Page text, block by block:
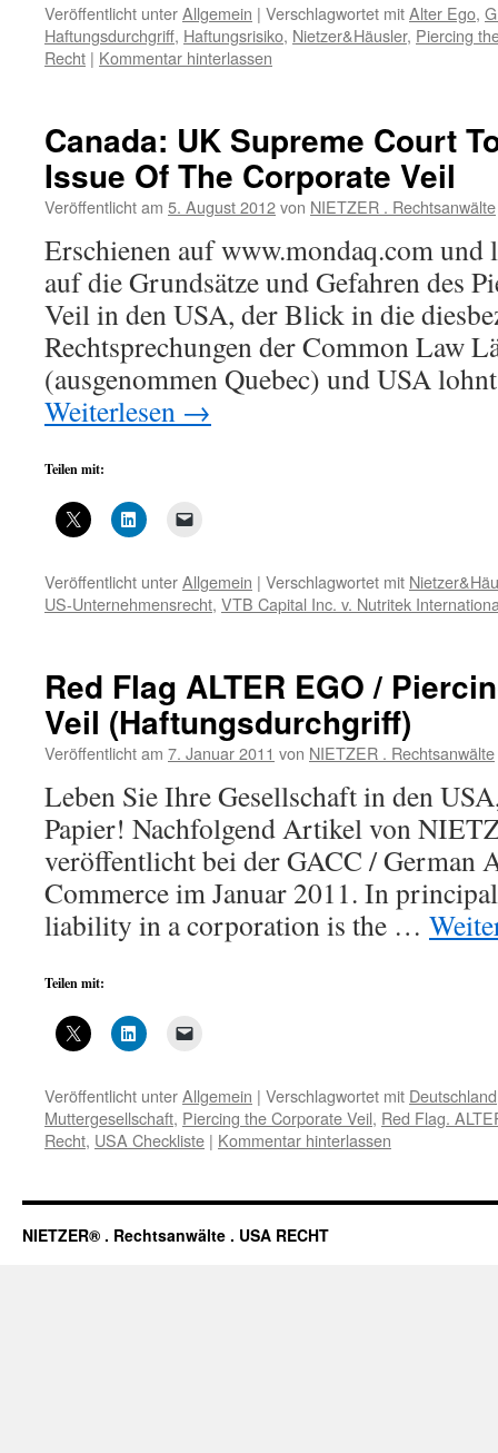
Veröffentlicht unterAllgemein | Verschlagwortet mitAlter Ego,
Haftungsdurchgriff, Haftungsrisiko, Nietzer&Häusler, Piercing
Recht | Kommentar hinterlassen
Canada: UK Supreme Court
Issue Of The Corporate Veil
Veröffentlicht am 5. August 2012von NIETZER . Rechtsanwälte
Erschienen auf www.mondaq.com
auf die Grundsätze und Gefahren des
Veil in den USA, der Blick in die
Rechtsprechungen der Common Law
(ausgenommen Quebec) und USA
Weiterlesen →
Teilen mit:
Veröffentlicht unterAllgemein | Verschlagwortet mit
US-Unternehmensrecht, VTB Capital Inc. v. Nutritek
Red Flag ALTER EGO /
Veil (Haftungsdurchgriff)
Veröffentlicht am 7. Januar 2011 von NIETZER . Rechtsanwälte
Leben Sie Ihre Gesellschaft in den
Papier! Nachfolgend Artikel von
veröffentlicht bei der GACC / German
Commerce im Januar 2011. In
liability in a corporation is the …
Teilen mit:
Veröffentlicht unterAllgemein | Verschlagwortet mit Deutschland
Muttergesellschaft, Piercing the Corporate Veil, Red Flag.
Recht, USA Checkliste | Kommentar hinterlassen
NIETZER® . Rechtsanwälte . USA RECHT